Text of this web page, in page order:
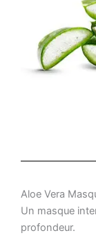
Aloe Vera
Un masque
profondeur.